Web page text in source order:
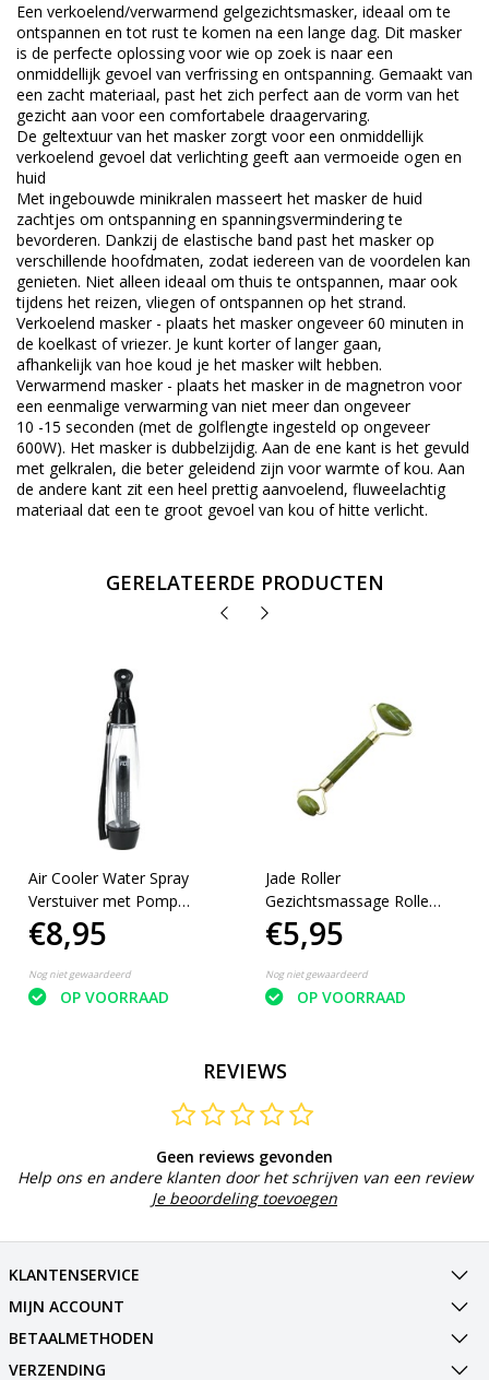
Een verkoelend/verwarmend gelgezichtsmasker, ideaal om te
ontspannen en tot rust te komen na een lange dag. Dit masker
is de perfecte oplossing voor wie op zoek is naar een
onmiddellijk gevoel van verfrissing en ontspanning. Gemaakt van
een zacht materiaal, past het zich perfect aan de vorm van het
gezicht aan voor een comfortabele draagervaring.
De geltextuur van het masker zorgt voor een onmiddellijk
verkoelend gevoel dat verlichting geeft aan vermoeide ogen en
huid
Met ingebouwde minikralen masseert het masker de huid
zachtjes om ontspanning en spanningsvermindering te
bevorderen. Dankzij de elastische band past het masker op
verschillende hoofdmaten, zodat iedereen van de voordelen kan
genieten. Niet alleen ideaal om thuis te ontspannen, maar ook
tijdens het reizen, vliegen of ontspannen op het strand.
Verkoelend masker - plaats het masker ongeveer 60 minuten in
de koelkast of vriezer. Je kunt korter of langer gaan,
afhankelijk van hoe koud je het masker wilt hebben.
Verwarmend masker - plaats het masker in de magnetron voor
een eenmalige verwarming van niet meer dan ongeveer
10 -15 seconden (met de golflengte ingesteld op ongeveer
600W). Het masker is dubbelzijdig. Aan de ene kant is het gevuld
met gelkralen, die beter geleidend zijn voor warmte of kou. Aan
de andere kant zit een heel prettig aanvoelend, fluweelachtig
materiaal dat een te groot gevoel van kou of hitte verlicht.
GERELATEERDE PRODUCTEN
Air Cooler Water Spray
Verstuiver met Pomp
Zwart
€8,95
Nog niet gewaardeerd
OP VOORRAAD
Jade Roller
Gezichtsmassage Roller -
Groen - 100% Natuurlijke
Jade steen
€5,95
Nog niet gewaardeerd
OP VOORRAAD
REVIEWS
Geen reviews gevonden
Help ons en andere klanten door het schrijven van een review
Je beoordeling toevoegen
KLANTENSERVICE
MIJN ACCOUNT
BETAALMETHODEN
VERZENDING